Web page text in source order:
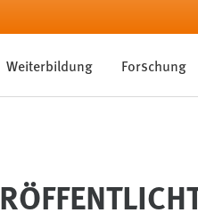
Weiterbildung Forschung